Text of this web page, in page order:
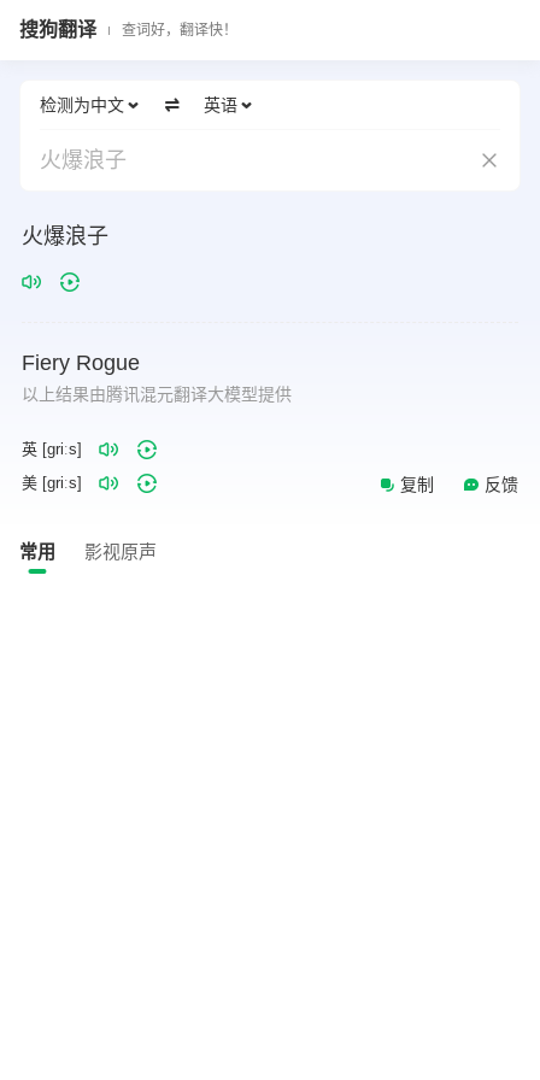
搜狗翻译 查词好，翻译快！
检测为中文 英语
火爆浪子
火爆浪子
Fiery Rogue
以上结果由腾讯混元翻译大模型提供
英 [ɡriːs]
美 [ɡriːs]
复制 反馈
常用 影视原声